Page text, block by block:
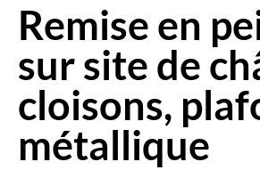
Remise en
sur site de
cloisons,
métallique